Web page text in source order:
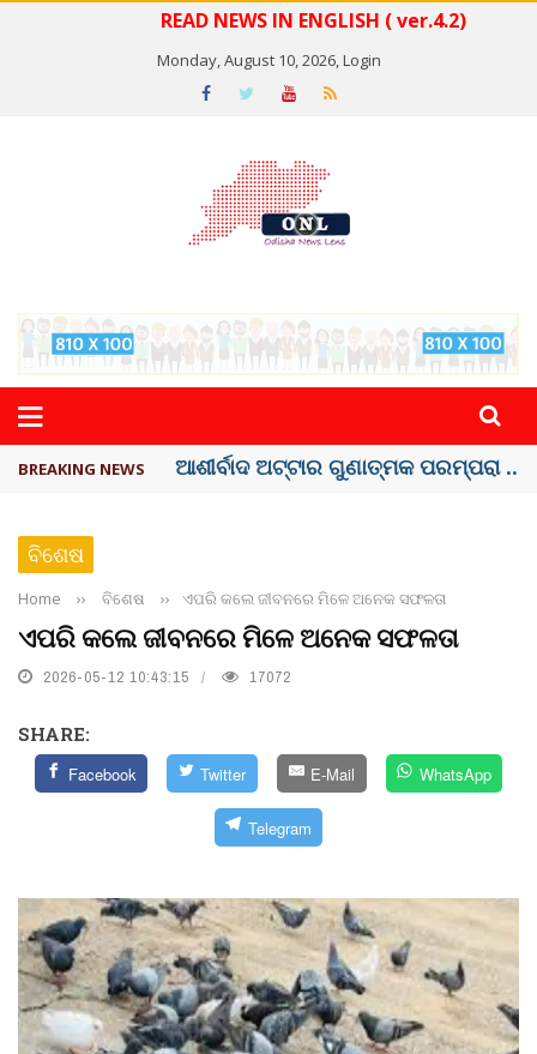
READ NEWS IN ENGLISH ( ver.4.2)
Monday, August 10, 2026,Login
BREAKING NEWS ବେଦାନ୍ତ ଆଲୁମିନିୟର ପ୍ରକଳ୍ପ ସଙ୍ଗମ ...
ବିଶେଷ
Home ›› ବିଶେଷ ›› ଏପରି କଲେ ଜୀବନରେ ମିଳେ ଅନେକ ସଫଳତା
ଏପରି କଲେ ଜୀବନରେ ମିଳେ ଅନେକ ସଫଳତା
2026-05-12 10:43:15 17072
SHARE:
Facebook Twitter E-Mail WhatsApp
Telegram